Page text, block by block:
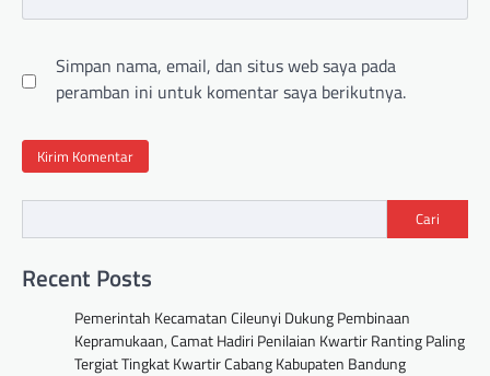
Simpan nama, email, dan situs web saya pada
peramban ini untuk komentar saya berikutnya.
Cari
Recent Posts
Pemerintah Kecamatan Cileunyi Dukung Pembinaan
Kepramukaan, Camat Hadiri Penilaian Kwartir Ranting Paling
Tergiat Tingkat Kwartir Cabang Kabupaten Bandung